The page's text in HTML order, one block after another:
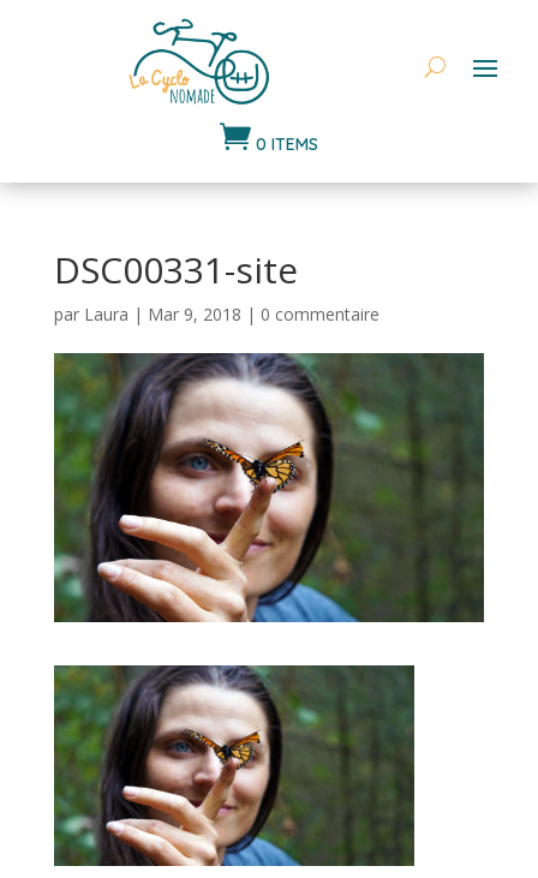
 0 ITEMS
DSC00331-site
par Laura | Mar 9, 2018 | 0 commentaire